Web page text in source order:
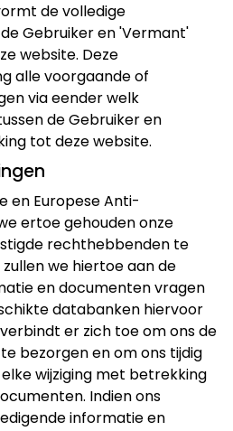
de volledige
Gebruiker en 'Vermant'
website. Deze
alle voorgaande of
via eender welk
de Gebruiker en
tot deze website.
en Europese Anti-
ertoe gehouden onze
rechthebbenden te
we hiertoe aan de
en documenten vragen
databanken hiervoor
er zich toe om ons de
bezorgen en om ons tijdig
wijziging met betrekking
Indien ons
informatie en